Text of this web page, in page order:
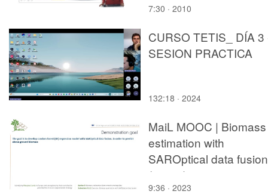
7:30 · 2010
CURSO TETIS_ DÍA 3
SESION PRACTICA
132:18 · 2024
MaiL MOOC | Biomass
estimation with
SAROptical data fusion
(tts: en)
9:36 · 2023